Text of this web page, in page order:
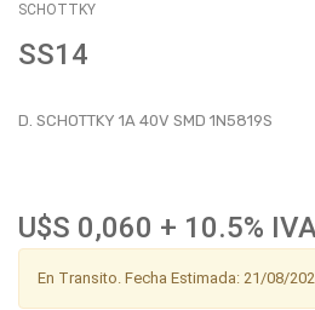
SCHOTTKY
SS14
D. SCHOTTKY 1A 40V SMD 1N5819S
U$S 0,060 + 10.5%
En Transito. Fecha Estimada: 21/08/